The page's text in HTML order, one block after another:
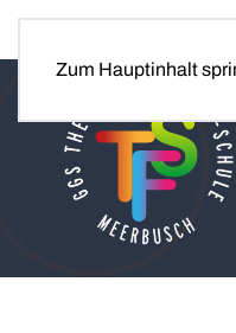
Zum Hauptinhalt
Tel. 02150 / 60860